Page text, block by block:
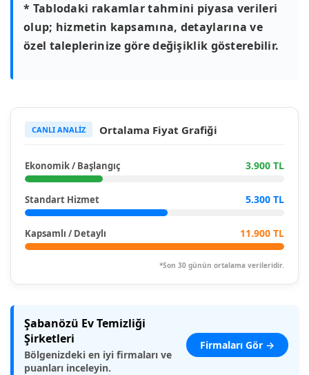
* Tablodaki rakamlar tahmini piyasa verileri
olup; hizmetin kapsamına, detaylarına ve
özel taleplerinize göre değişiklik gösterebilir.
CANLI ANALİZ Ortalama Fiyat Grafiği
Ekonomik / Başlangıç 3.900 TL
Standart Hizmet 5.300 TL
Kapsamlı / Detaylı 11.900 TL
*Son 30 günün ortalama verileridir.
Şabanözü Ev Temizliği
Şirketleri
Bölgenizdeki en iyi firmaları ve
puanları inceleyin.
Firmaları Gör →